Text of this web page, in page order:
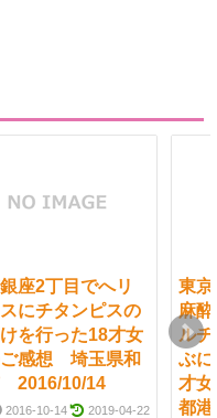
座2丁目でへリ
にチタンピスの
を行った18才女
感想 埼玉県和
2016/10/14
2016-10-14 2019-04-22
東
麻
ル
ぶ
才
都